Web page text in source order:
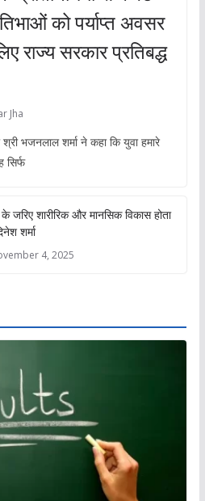
को पर्याप्त अवसर
राज्य सरकार प्रतिबद्ध
Jha
भजनलाल शर्मा ने कहा कि युवा हमारे
जरिए शारीरिक और मानसिक विकास होता
शर्मा
4, 2025